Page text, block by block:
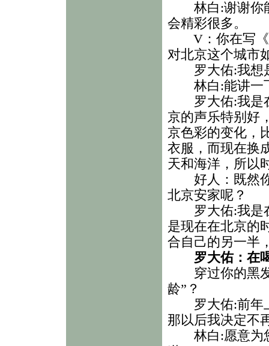
林白:谢谢你能
会精彩很多。
V：你在写《
对北京这个城市
罗大佑:我想是
林白:能讲一下
罗大佑:我是在
京的声乐特别好
京色彩的变化，
衣服，而现在换
天和海洋，所以
好人：既然你
北京安家呢？
罗大佑:我是在
是现在在北京的
合自己的另一半
罗大佑：在
穿过你的黑发
龄”？
罗大佑:前年上
那以后我决定不
林白:愿意为您